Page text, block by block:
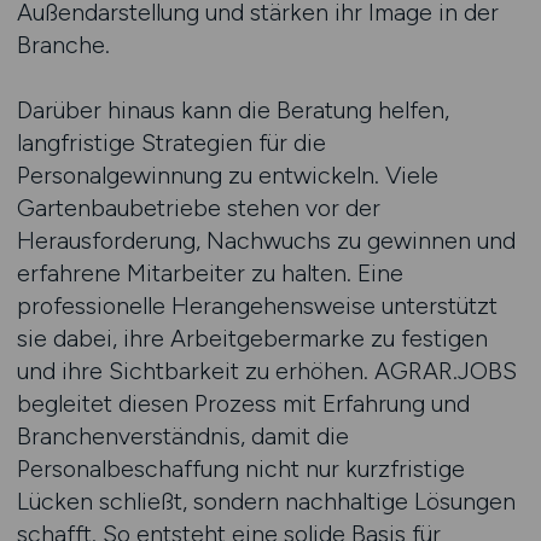
Außendarstellung und stärken ihr Image in der
Branche.
Darüber hinaus kann die Beratung helfen,
langfristige Strategien für die
Personalgewinnung zu entwickeln. Viele
Gartenbaubetriebe stehen vor der
Herausforderung, Nachwuchs zu gewinnen und
erfahrene Mitarbeiter zu halten. Eine
professionelle Herangehensweise unterstützt
sie dabei, ihre Arbeitgebermarke zu festigen
und ihre Sichtbarkeit zu erhöhen. AGRAR.JOBS
begleitet diesen Prozess mit Erfahrung und
Branchenverständnis, damit die
Personalbeschaffung nicht nur kurzfristige
Lücken schließt, sondern nachhaltige Lösungen
schafft. So entsteht eine solide Basis für